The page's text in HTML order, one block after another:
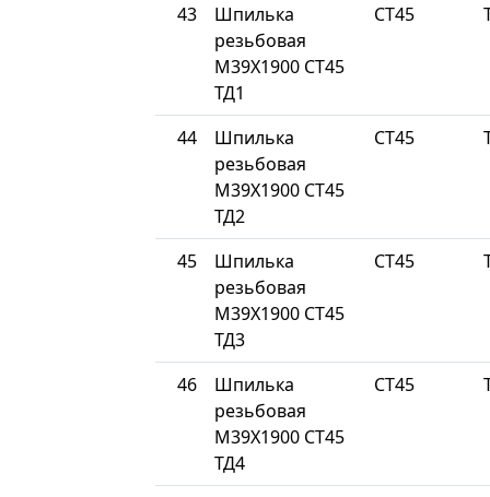
43
Шпилька
резьбовая
М39Х1900 СТ45
ТД1
СТ45
44
Шпилька
резьбовая
М39Х1900 СТ45
ТД2
СТ45
45
Шпилька
резьбовая
М39Х1900 СТ45
ТД3
СТ45
46
Шпилька
резьбовая
М39Х1900 СТ45
ТД4
СТ45